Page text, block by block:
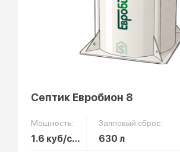
Септик Евробион 8
Мощность:
1.6 куб/сут
Залповый сброс:
630 л